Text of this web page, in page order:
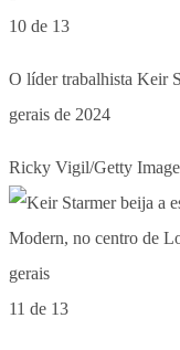
10 de 13
O líder trabalhista Keir
gerais de 2024
Ricky Vigil/Getty
11 de 13